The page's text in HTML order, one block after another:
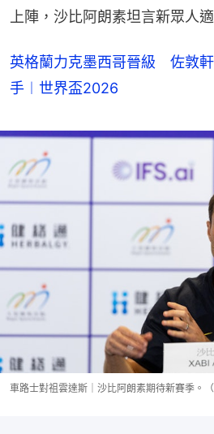
上陣，沙比阿朗素坦言新眾人
英格蘭力克墨西哥晉級 佐敦
手︱世界盃2026
車路士對祖雲達斯｜沙比阿朗素期待新賽季。（